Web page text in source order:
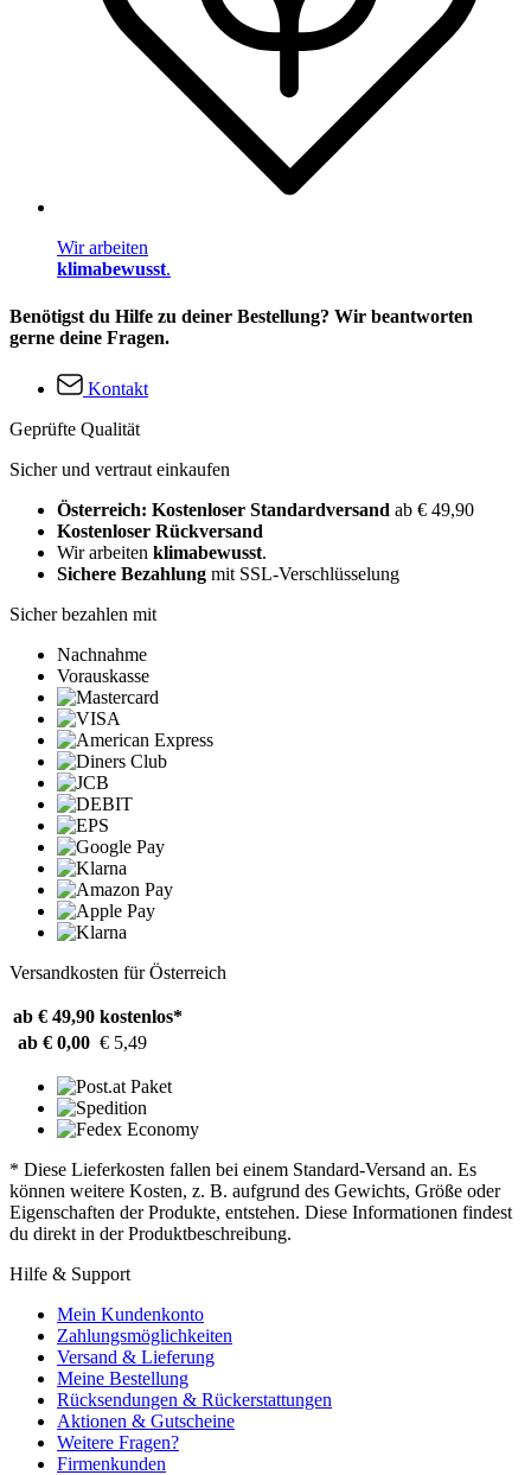
Wir arbeiten
klimabewusst.
Benötigst du Hilfe zu deiner Bestellung? Wir beantworten
gerne deine Fragen.
Kontakt
Geprüfte Qualität
Sicher und vertraut einkaufen
Österreich: Kostenloser Standardversand ab € 49,90
Kostenloser Rückversand
Wir arbeiten klimabewusst.
Sichere Bezahlung mit SSL-Verschlüsselung
Sicher bezahlen mit
Nachnahme
Vorauskasse
Versandkosten für Österreich
ab € 49,90 kostenlos*
ab € 0,00 € 5,49
* Diese Lieferkosten fallen bei einem Standard-Versand an. Es
können weitere Kosten, z. B. aufgrund des Gewichts, Größe oder
Eigenschaften der Produkte, entstehen. Diese Informationen findest
du direkt in der Produktbeschreibung.
Hilfe & Support
Mein Kundenkonto
Zahlungsmöglichkeiten
Versand & Lieferung
Meine Bestellung
Rücksendungen & Rückerstattungen
Aktionen & Gutscheine
Weitere Fragen?
Firmenkunden